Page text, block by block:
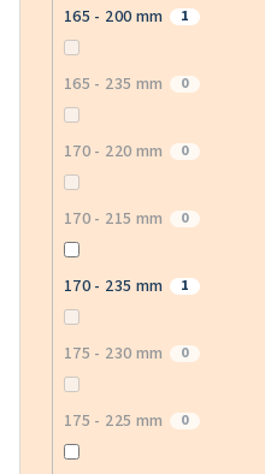
165 - 200 mm 1
165 - 235 mm 0
170 - 220 mm 0
170 - 215 mm 0
170 - 235 mm 1
175 - 230 mm 0
175 - 225 mm 0